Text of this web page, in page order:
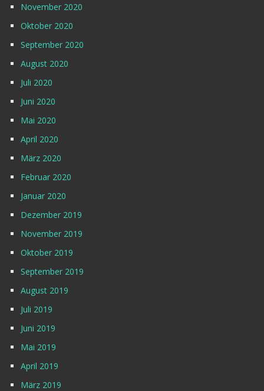
November 2020
Oktober 2020
September 2020
August 2020
Juli 2020
Juni 2020
Mai 2020
April 2020
März 2020
Februar 2020
Januar 2020
Dezember 2019
November 2019
Oktober 2019
September 2019
August 2019
Juli 2019
Juni 2019
Mai 2019
April 2019
März 2019